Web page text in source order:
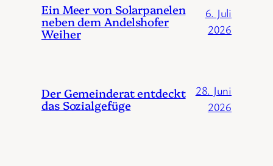
Ein Meer von Solarpanelen
neben dem Andelshofer
Weiher
6. Juli
2026
Der Gemeinderat entdeckt
das Sozialgefüge
28. Juni
2026